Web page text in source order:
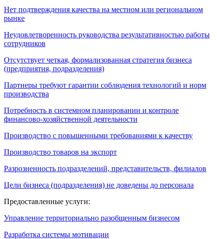
Нет подтверждения качества на местном или региональном
рынке
Неудовлетворенность руководства результативностью работы
сотрудников
Отсутствует четкая, формализованная стратегия бизнеса
(предприятия, подразделения)
Партнеры требуют гарантии соблюдения технологий и норм
производства
Потребность в системном планировании и контроле
финансово-хозяйственной деятельности
Производство с повышенными требованиями к качеству
Производство товаров на экспорт
Разрозненность подразделений, представительств, филиалов
Цели бизнеса (подразделения) не доведены до персонала
Предоставленные услуги:
Управление территориально разобщенным бизнесом
Разработка системы мотивации